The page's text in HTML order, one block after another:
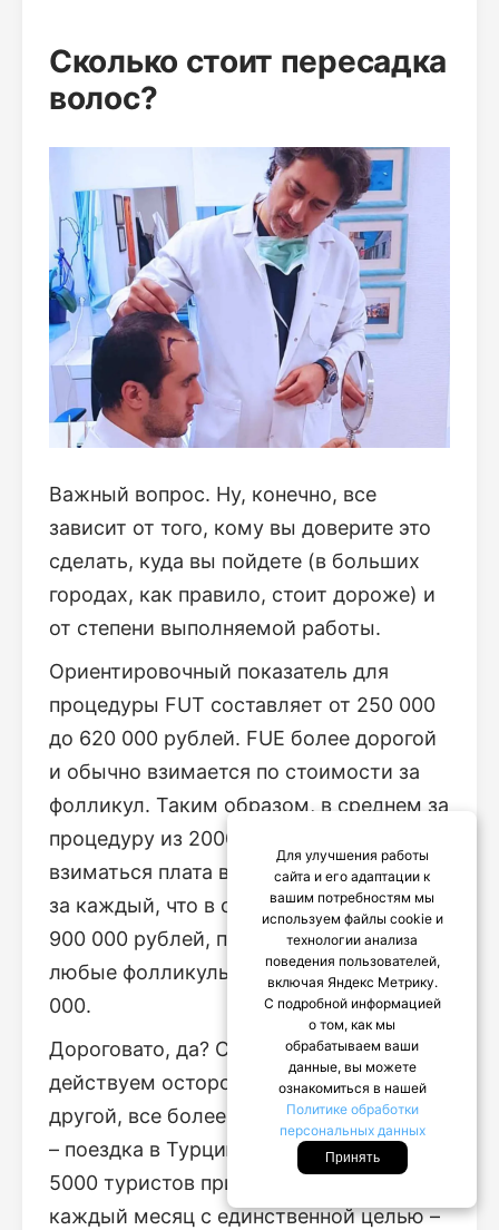
Сколько стоит пересадка
волос?
Важный вопрос. Ну, конечно, все
зависит от того, кому вы доверите это
сделать, куда вы пойдете (в больших
городах, как правило, стоит дороже) и
от степени выполняемой работы.
Ориентировочный показатель для
процедуры FUT составляет от 250 000
до 620 000 рублей. FUE более дорогой
и обычно взимается по стоимости за
фолликул. Таким образом, в среднем за
процедуру из 2000 фолликулов может
взиматься плата в размере 450 рублей
за каждый, что в сумме составляет
900 000 рублей, при снижении цены на
любые фолликулы на сумму свыше 180
000.
Дороговато, да? Сейчас мы здесь
действуем осторожно, но есть и
другой, все более популярный вариант
– поездка в Турцию. По сообщениям,
5000 туристов приземляются в стране
каждый месяц с единственной целью –
Для улучшения работы
сайта и его адаптации к
вашим потребностям мы
используем файлы cookie и
технологии анализа
поведения пользователей,
включая Яндекс Метрику.
С подробной информацией
о том, как мы
обрабатываем ваши
данные, вы можете
ознакомиться в нашей
Политике обработки
персональных данных
Принять